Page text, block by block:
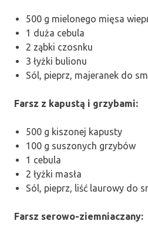
500 g mielonego mięsa
1 duża cebula
2 ząbki czosnku
3 łyżki bulionu
Sól, pieprz, majeranek do
Farsz z kapustą i grzybami:
500 g kiszonej kapusty
100 g suszonych grzybów
1 cebula
2 łyżki masła
Sól, pieprz, liść laurowy do
Farsz serowo-ziemniaczany: